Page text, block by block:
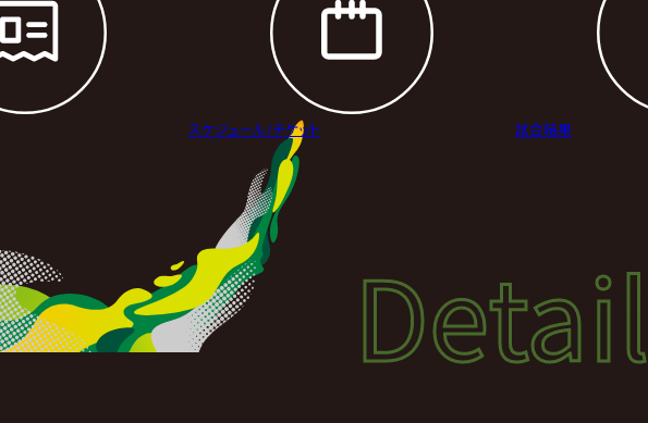
スケジュール/チケット 試合結果
Detail
試合結果
Detail
LIMIT BREAK EX.